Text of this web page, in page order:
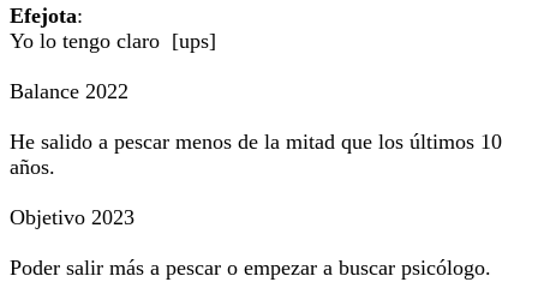
Efejota:
Yo lo tengo claro [ups]
Balance 2022
He salido a pescar menos de la mitad que los últimos 10
años.
Objetivo 2023
Poder salir más a pescar o empezar a buscar psicólogo.